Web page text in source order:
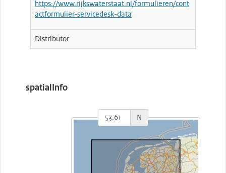
https://www.rijkswaterstaat.nl/formulieren/cont
actformulier-servicedesk-data
Distributor
spatialInfo
N